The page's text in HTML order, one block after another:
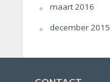
maart 2016
december 2015